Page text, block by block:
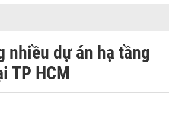
nhiều dự án hạ tầng
TP HCM